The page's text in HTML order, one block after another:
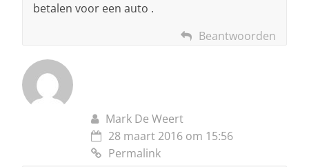
betalen voor een auto .
Beantwoorden
Mark De Weert
28 maart 2016 om 15:56
Permalink